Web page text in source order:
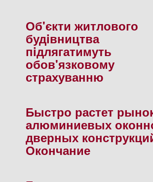
Об'єкти житлового
будiвництва
пiдлягатимуть
обов'язковому
страхуванню
Быстро растет
алюминиевых
дверных
Окончание